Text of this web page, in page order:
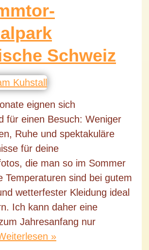
Schweiz
eignen sich
für einen Besuch: Weniger
Ruhe und spektakuläre
für deine
die man so im Sommer
Temperaturen sind bei gutem
wetterfester Kleidung ideal
Ich kann daher eine
Jahresanfang nur
»